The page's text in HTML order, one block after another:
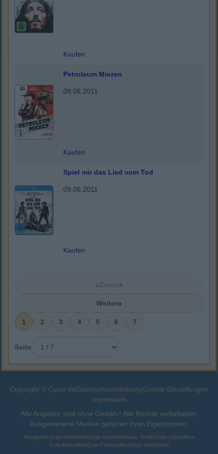
Kaufen
Petroleum Miezen
09.06.2011
Kaufen
Spiel mir das Lied vom Tod
09.06.2011
Kaufen
«Zurück
1 2 3 4 5 6 7
Weiter»
Seite
Copyright © Cycor.deDatenschutzerklärungCookie-Einstellungen
Impressum
Alle Angaben sind ohne Gewähr! Alle Rechte vorbehalten.
Ausgewiesene Marken gehören ihren Eigentümern.
Navigation:Gute HorrorfilmeGute KomödienGute ThrillerGute Liebesfilme
Gute ActionfilmeGute FantasyfilmeGute Kinderfilme